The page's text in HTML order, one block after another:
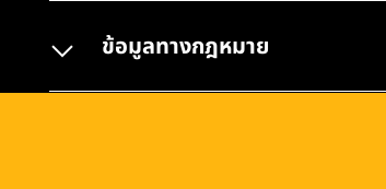
ข้อมูลทางกฎหมาย